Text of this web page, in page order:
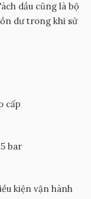
dầu cũng là bộ
dư trong khi sử
cấp
bar
kiện vận hành